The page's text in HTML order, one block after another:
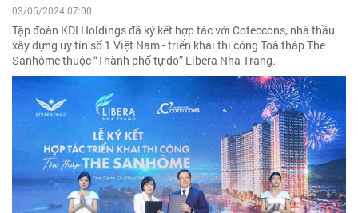
03/06/2024 07:00
Tập đoàn KDI Holdings đã ký kết hợp tác với Coteccons, nhà thầu
xây dựng uy tín số 1 Việt Nam - triển khai thi công Toà tháp The
Sanhôme thuộc “Thành phố tự do” Libera Nha Trang.